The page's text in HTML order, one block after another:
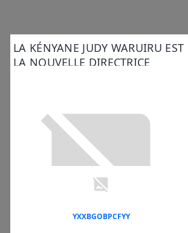
LA KÉNYANE JUDY WARUIRU EST
LA NOUVELLE DIRECTRICE
YXXBGOBPCFYY